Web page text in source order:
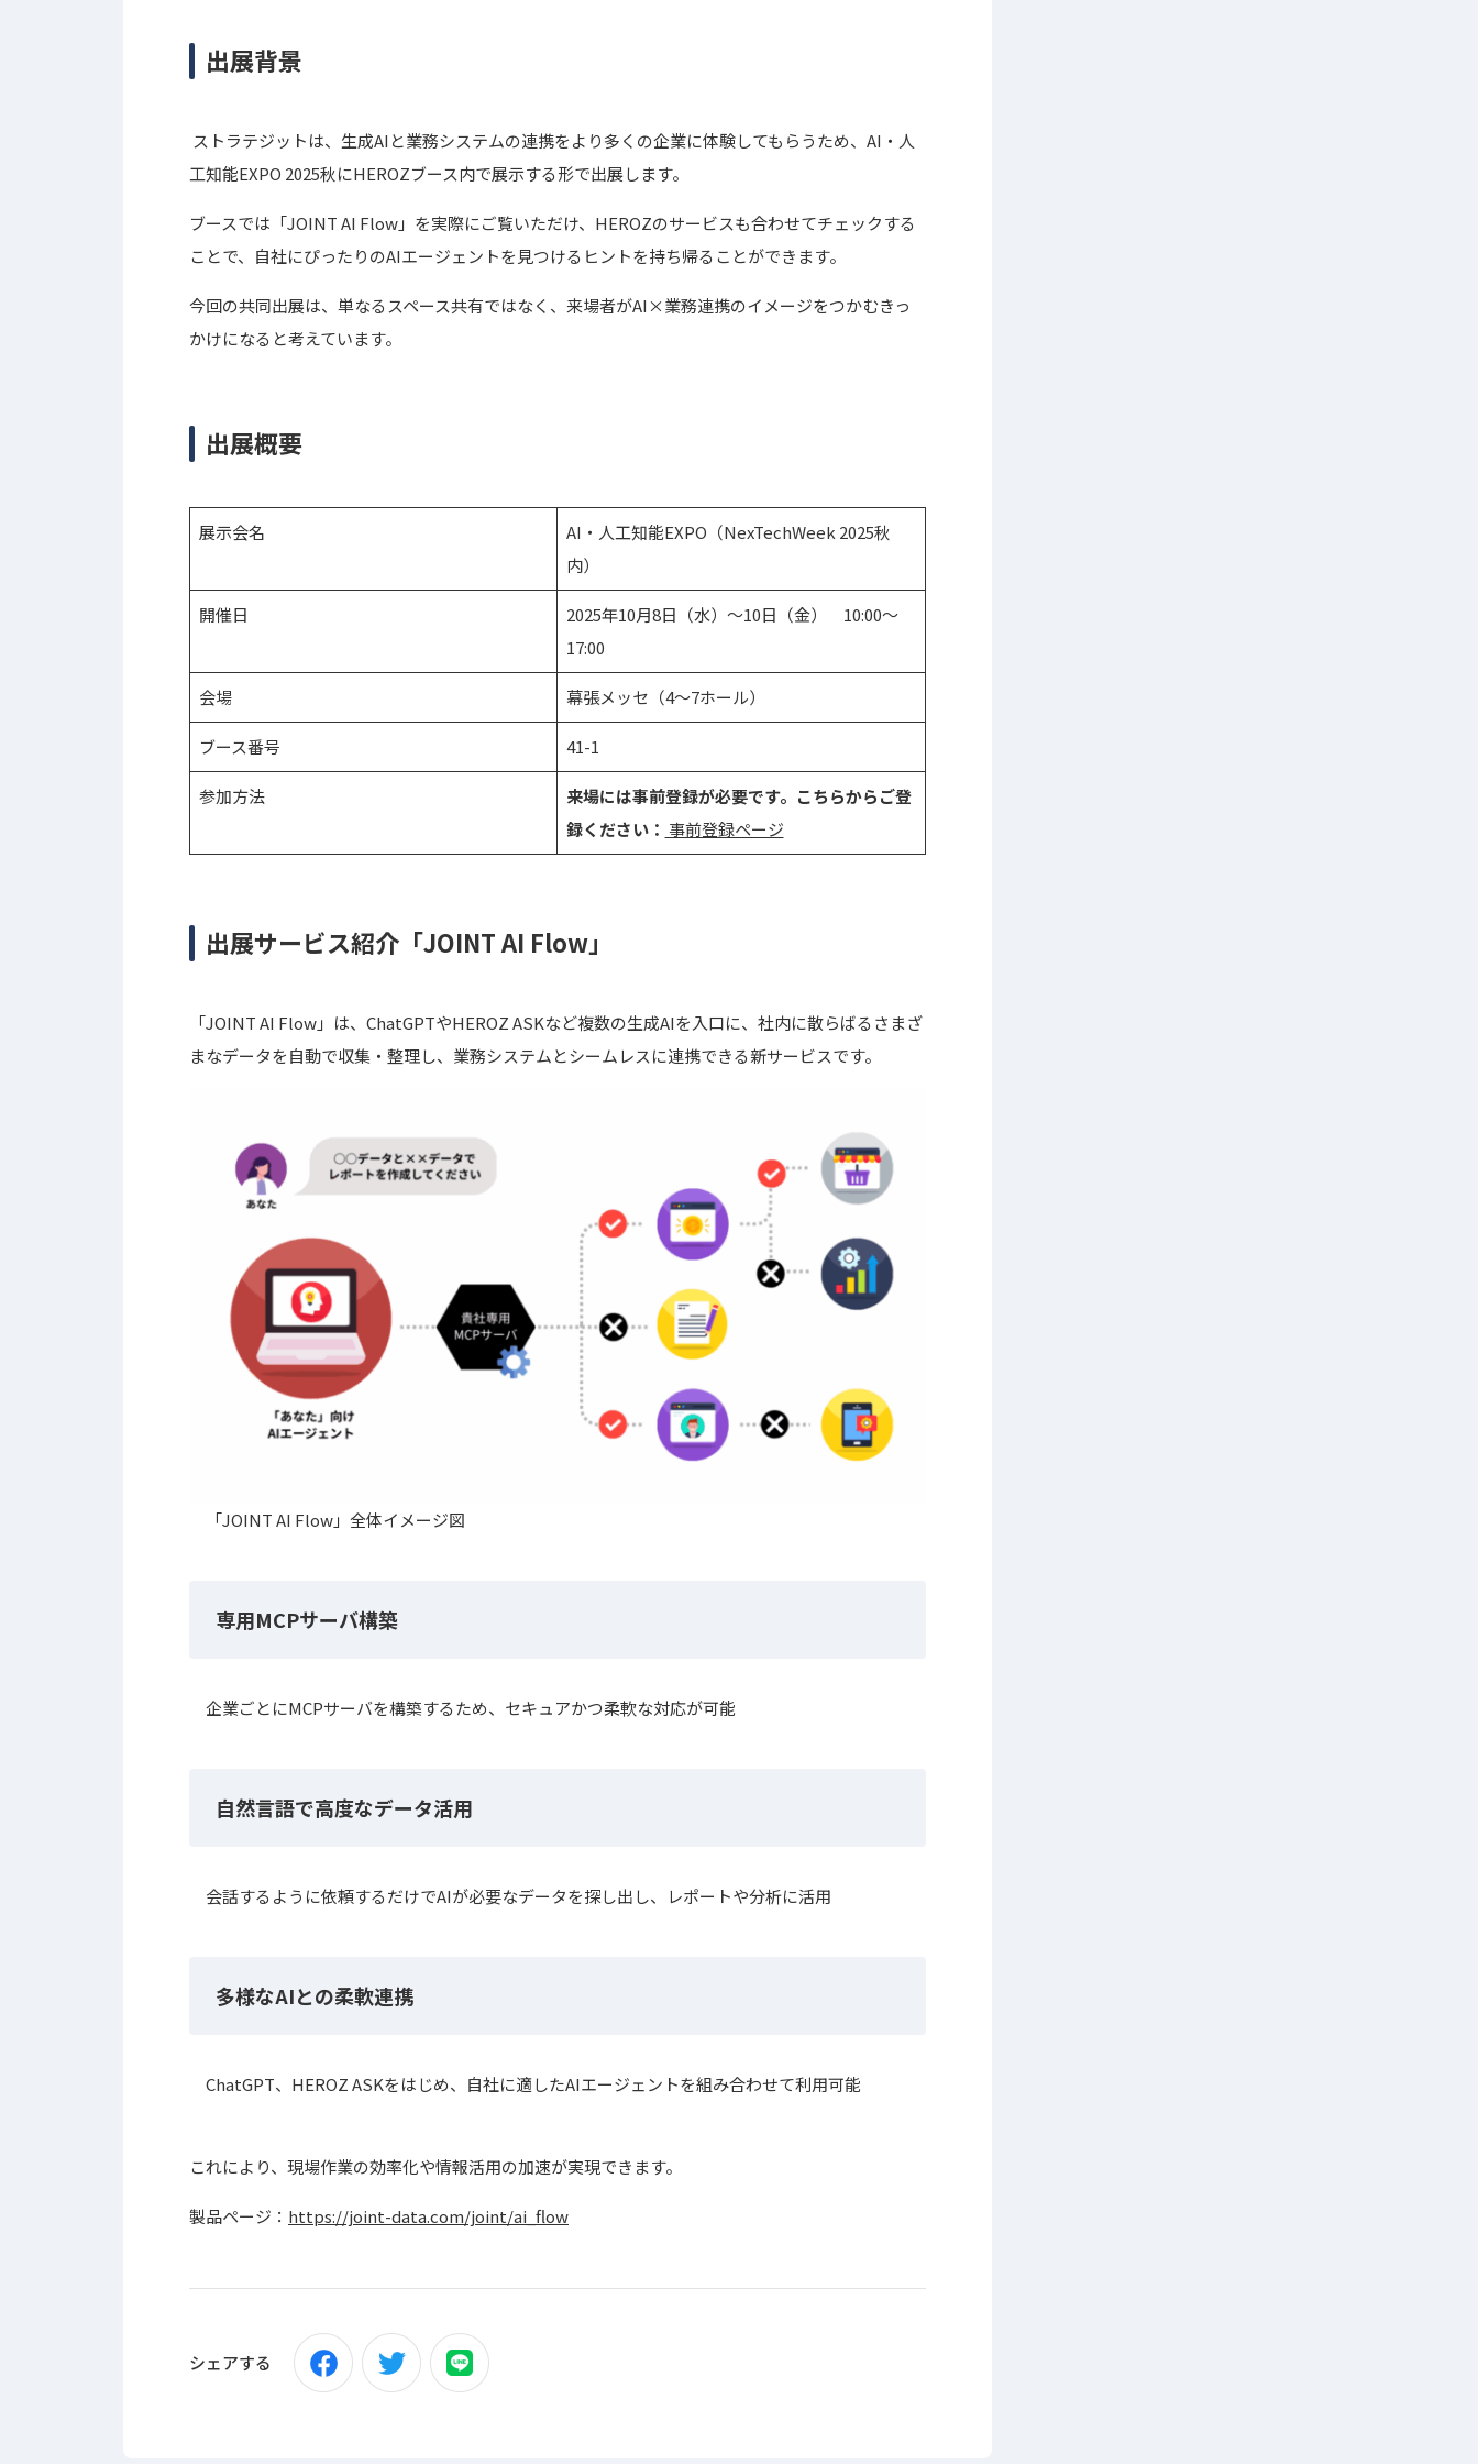
出展背景
ストラテジットは、生成AIと業務システムの連携をより多くの企業に体験してもらうため、AI・人
工知能EXPO 2025秋にHEROZブース内で展示する形で出展します。
ブースでは「JOINT AI Flow」を実際にご覧いただけ、HEROZのサービスも合わせてチェックする
ことで、自社にぴったりのAIエージェントを見つけるヒントを持ち帰ることができます。
今回の共同出展は、単なるスペース共有ではなく、来場者がAI×業務連携のイメージをつかむきっ
かけになると考えています。
出展概要
展示会名
AI・人工知能EXPO（NexTechWeek 2025秋
内）
開催日
2025年10月8日（水）～10日（金） 10:00～
17:00
会場 幕張メッセ（4～7ホール）
ブース番号 41-1
参加方法 来場には事前登録が必要です。 こちらからご登
録ください： 事前登録ページ
出展サービス紹介「JOINT AI Flow」
「JOINT AI Flow」は、ChatGPTやHEROZ ASKなど複数の生成AIを入口に、社内に散らばるさまざ
まなデータを自動で収集・整理し、業務システムとシームレスに連携できる新サービスです。
「JOINT AI Flow」全体イメージ図
専用MCPサーバ構築
企業ごとにMCPサーバを構築するため、セキュアかつ柔軟な対応が可能
自然言語で高度なデータ活用
会話するように依頼するだけでAIが必要なデータを探し出し、レポートや分析に活用
多様なAIとの柔軟連携
ChatGPT、HEROZ ASKをはじめ、自社に適したAIエージェントを組み合わせて利用可能
これにより、現場作業の効率化や情報活用の加速が実現できます。
製品ページ： https://joint-data.com/joint/ai_flow
シェアする